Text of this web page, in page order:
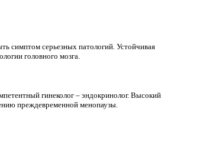
симптом серьезных патологий. Устойчивая
головного мозга.
гинеколог – эндокринолог. Высокий
преждевременной менопаузы.